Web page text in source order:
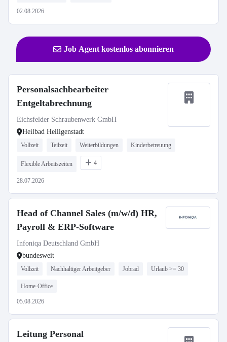
02.08.2026
Job Agent kostenlos abonnieren
Personalsachbearbeiter
Entgeltabrechnung
Eichsfelder Schraubenwerk GmbH
Heilbad Heiligenstadt
Vollzeit Teilzeit Weiterbildungen Kinderbetreuung
Flexible Arbeitszeiten 4
28.07.2026
Head of Channel Sales (m/w/d) HR,
Payroll & ERP-Software
Infoniqa Deutschland GmbH
bundesweit
Vollzeit Nachhaltiger Arbeitgeber Jobrad Urlaub >= 30
Home-Office
05.08.2026
Leitung Personal